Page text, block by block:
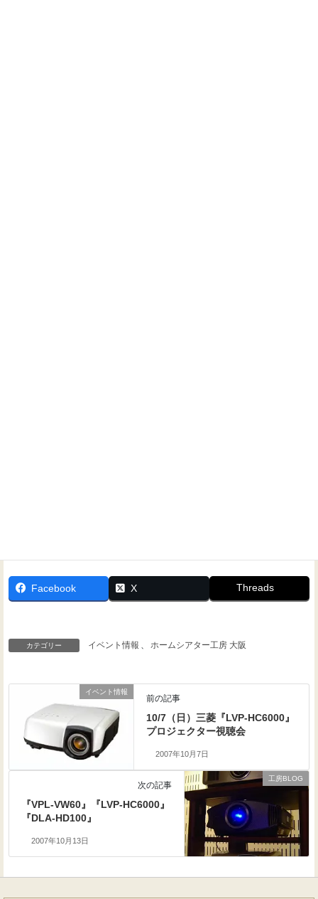
Facebook X Threads
カテゴリー イベント情報 、 ホームシアター工房 大阪
イベント情報
前の記事
10/7（日）三菱『LVP-HC6000』
プロジェクター視聴会
2007年10月7日
工房BLOG
次の記事
『VPL-VW60』『LVP-HC6000』
『DLA-HD100』
2007年10月13日